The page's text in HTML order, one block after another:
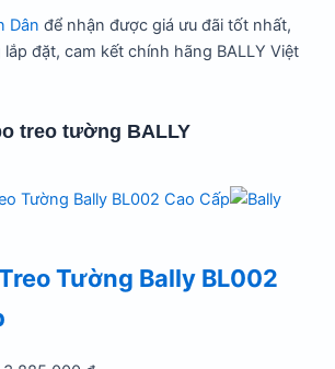
Dân để nhận được giá ưu đãi tốt nhất,
đặt, cam kết chính hãng BALLY Việt
treo tường BALLY
Tường Bally BL002